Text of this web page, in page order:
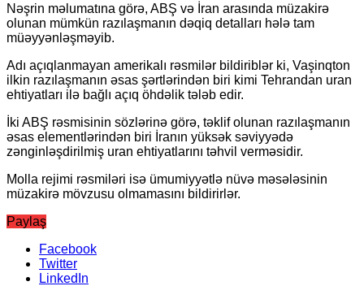
Nəşrin məlumatına görə, ABŞ və İran arasında müzakirə
olunan mümkün razılaşmanın dəqiq detalları hələ tam
müəyyənləşməyib.
Adı açıqlanmayan amerikalı rəsmilər bildiriblər ki, Vaşinqton
ilkin razılaşmanın əsas şərtlərindən biri kimi Tehrandan uran
ehtiyatları ilə bağlı açıq öhdəlik tələb edir.
İki ABŞ rəsmisinin sözlərinə görə, təklif olunan razılaşmanın
əsas elementlərindən biri İranın yüksək səviyyədə
zənginləşdirilmiş uran ehtiyatlarını təhvil verməsidir.
Molla rejimi rəsmiləri isə ümumiyyətlə nüvə məsələsinin
müzakirə mövzusu olmamasını bildirirlər.
Paylaş
Facebook
Twitter
LinkedIn